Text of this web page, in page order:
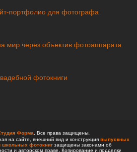
портфолио для фотографа
мир через объектив фотоаппарата
фотокниги
Форма . Все права защищены.
на сайте, внешний вид и конструкция выпускных
фотокнигзащищены законами об
и авторском праве. Копирование и подделки